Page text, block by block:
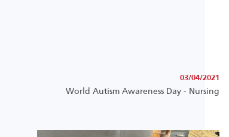
03/04/2021
World Autism Awareness Day - Nursing